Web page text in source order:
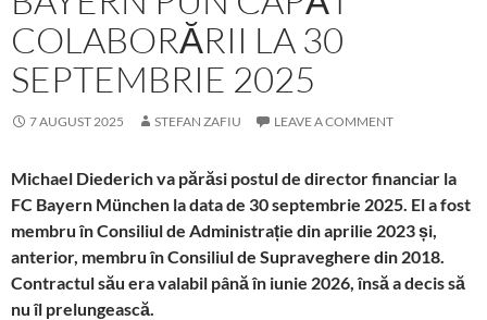
COLABORĂRII LA 30
SEPTEMBRIE 2025
7 AUGUST 2025 STEFAN ZAFIU LEAVE A COMMENT
Michael Diederich va părăsi postul de director financiar la
FC Bayern München la data de 30 septembrie 2025. El a fost
membru în Consiliul de Administrație din aprilie 2023 și,
anterior, membru în Consiliul de Supraveghere din 2018.
Contractul său era valabil până în iunie 2026, însă a decis să
nu îl prelungească.